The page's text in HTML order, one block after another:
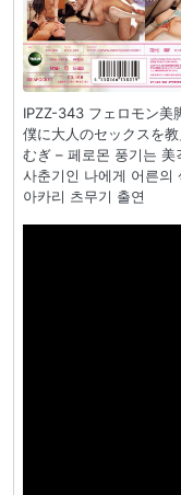
IPZZ-343 フェロモン美
僕に大人のセックスを
むぎ – 페로몬 풍기는 美
사춘기인 나에게 어른의
아카리 츠무기 출연